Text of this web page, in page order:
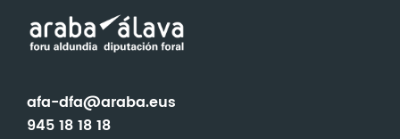
afa-dfa@araba.eus
945 18 18 18